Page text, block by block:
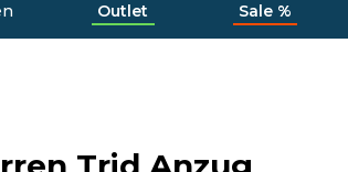
Outlet Sale %